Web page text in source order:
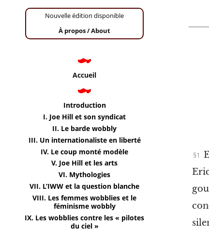
Nouvelle édition disponible
À propos /About
Accueil
Introduction
I. Joe Hill et son syndicat
II. Le barde wobbly
III. Un internationaliste en liberté
IV. Le coup monté modèle
V. Joe Hill et les arts
VI. Mythologies
VII. L’IWW et la question blanche
VIII. Les femmes wobblies et le
féminisme wobbly
IX. Les wobblies contre les « pilotes
du ciel »